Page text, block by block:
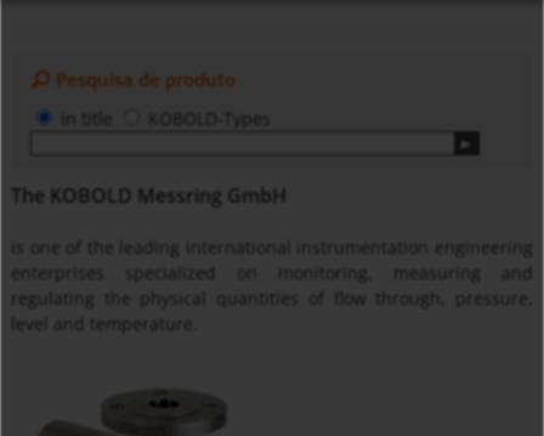
Pesquisa de produto
KOBOLD-Types
The KOBOLD Messring GmbH
is one of the leading international instrumentation engineering
enterprises specialized on monitoring, measuring and
regulating the physical quantities of flow through, pressure,
level and temperature.